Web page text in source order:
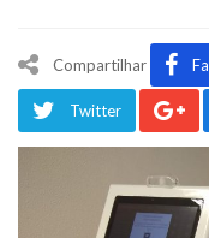
Compartilhar
Twitter